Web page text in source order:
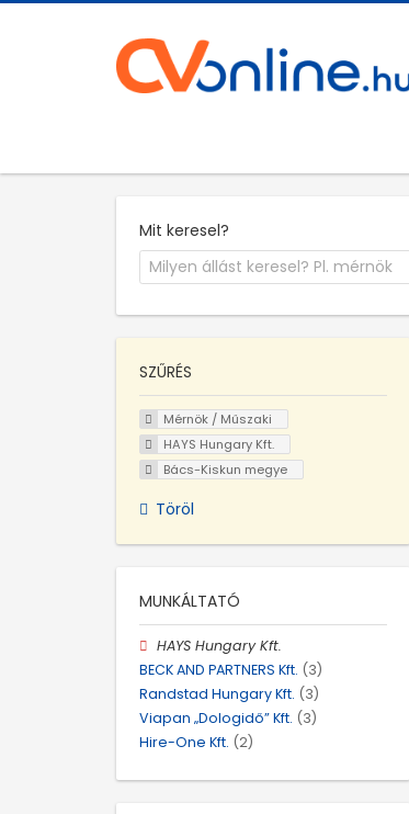
Mit keresel?
SZŰRÉS
Mérnök / Műszaki
HAYS Hungary Kft.
Bács-Kiskun megye
Töröl
MUNKÁLTATÓ
HAYS Hungary Kft.
BECK AND PARTNERS Kft. (3)
Randstad Hungary Kft. (3)
Viapan „Dologidő” Kft. (3)
Hire-One Kft. (2)